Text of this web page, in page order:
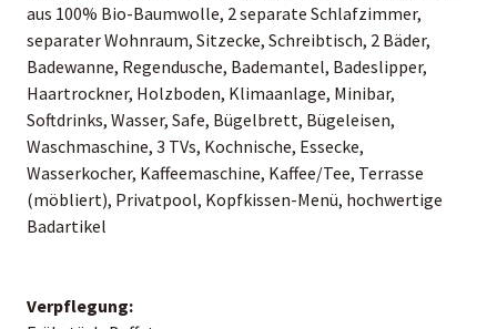
aus 100% Bio-Baumwolle, 2 separate Schlafzimmer,
separater Wohnraum, Sitzecke, Schreibtisch, 2 Bäder,
Badewanne, Regendusche, Bademantel, Badeslipper,
Haartrockner, Holzboden, Klimaanlage, Minibar,
Softdrinks, Wasser, Safe, Bügelbrett, Bügeleisen,
Waschmaschine, 3 TVs, Kochnische, Essecke,
Wasserkocher, Kaffeemaschine, Kaffee/Tee, Terrasse
(möbliert), Privatpool, Kopfkissen-Menü, hochwertige
Badartikel
Verpflegung: